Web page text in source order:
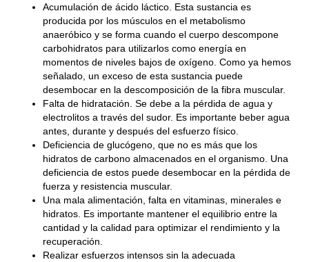
Acumulación de ácido láctico. Esta sustancia es
producida por los músculos en el metabolismo
anaeróbico y se forma cuando el cuerpo descompone
carbohidratos para utilizarlos como energía en
momentos de niveles bajos de oxígeno. Como ya hemos
señalado, un exceso de esta sustancia puede
desembocar en la descomposición de la fibra muscular.
Falta de hidratación . Se debe a la pérdida de agua y
electrolitos a través del sudor. Es importante beber agua
antes, durante y después del esfuerzo físico.
Deficiencia de glucógeno , que no es más que los
hidratos de carbono almacenados en el organismo. Una
deficiencia de estos puede desembocar en la pérdida de
fuerza y resistencia muscular.
Una mala alimentación , falta en vitaminas, minerales e
hidratos. Es importante mantener el equilibrio entre la
cantidad y la calidad para optimizar el rendimiento y la
recuperación.
Realizar esfuerzos intensos sin la adecuada